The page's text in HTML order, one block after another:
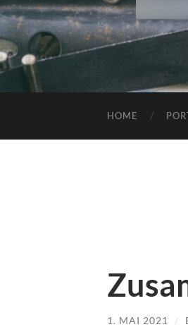
HOME
1. MAI 2021 /